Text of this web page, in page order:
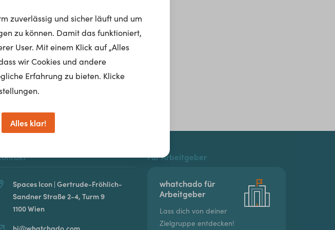
Spaces Icon | Gertrude-Fröhlich-
Sandner Straße 2-4, Turm 9
1100 Wien
hi@whatchado.com
Für Arbeitgeber
whatchado für
Arbeitgeber
Lass dich von deiner
Zielgruppe entdecken!
zuverlässig und sicher läuft und um
zu können. Damit das funktioniert,
User. Mit einem Klick auf „Alles
wir Cookies und andere
Erfahrung zu bieten. Klicke
Alles klar!